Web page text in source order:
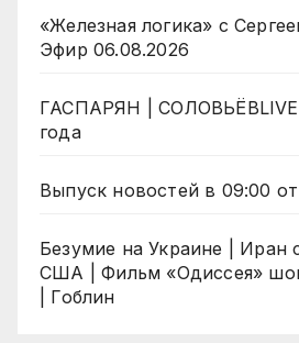
«Железная логика» с
Эфир 06.08.2026
ГАСПАРЯН | СОЛОВЬЁВLIVE
года
Выпуск новостей в 09:00
Безумие на Украине | Иран
США | Фильм «Одиссея»
| Гоблин